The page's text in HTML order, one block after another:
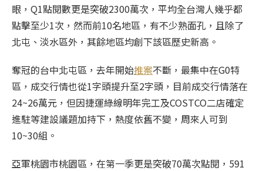
眼，Q1點閱數更是突破2300萬次，平均全台灣人幾乎都
點擊至少1次，然而前10名地區，有不少熟面孔，且除了
北屯、淡水區外，其餘地區均創下該區歷史新高。
奪冠的台中北屯區，去年開始推案不斷，最集中在G0特
區，成交行情也從1字頭提升至2字頭，目前成交行情落在
24~26萬元，但因捷運綠線明年完工及COSTCO二店確定
進駐等建設議題加持下，熱度依舊不變，周來人可到
10~30組。
亞軍桃園市桃園區，在第一季更是突破70萬次點閱，591